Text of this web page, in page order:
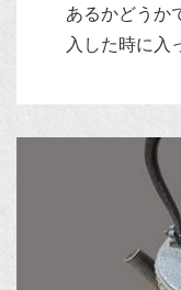
あるかどうか
入した時に入